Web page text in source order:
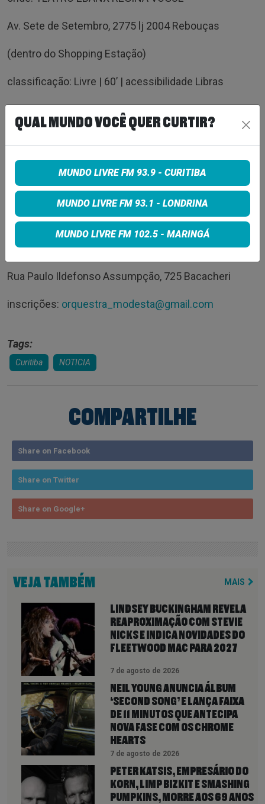
Av. Sete de Setembro, 2775 lj 2004 Rebouças
(dentro do Shopping Estação)
classificação: Livre | 60’ | acessibilidade Libras
ingresso: gratuito
Oficina
dia: 2 de agosto de 2023
hora: 17:00 às 20:00
onde: Cia do Abração
Rua Paulo Ildefonso Assumpção, 725 Bacacheri
inscrições: orquestra_modesta@gmail.com
Tags:
Curitiba NOTICIA
COMPARTILHE
Share on Facebook
Share on Twitter
Share on Google+
VEJA TAMBÉM MAIS
LINDSEY BUCKINGHAM REVELA
REAPROXIMAÇÃO COM STEVIE
NICKS E INDICA NOVIDADES DO
FLEETWOOD MAC PARA 2027
7 de agosto de 2026
NEIL YOUNG ANUNCIA ÁLBUM
‘SECOND SONG’ E LANÇA FAIXA
DE 11 MINUTOS QUE ANTECIPA
NOVA FASE COM OS CHROME
HEARTS
7 de agosto de 2026
PETER KATSIS, EMPRESÁRIO DO
KORN, LIMP BIZKIT E SMASHING
PUMPKINS, MORRE AOS 69 ANOS
QUAL MUNDO VOCÊ QUER CURTIR?
MUNDO LIVRE FM 93.9 - CURITIBA
MUNDO LIVRE FM 93.1 - LONDRINA
MUNDO LIVRE FM 102.5 - MARINGÁ